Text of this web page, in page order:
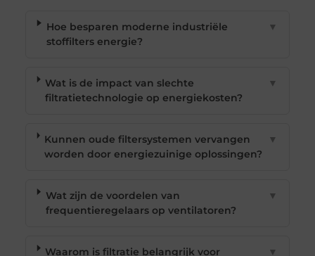
Hoe besparen moderne industriële
stoffilters energie?
▼
Wat is de impact van slechte
filtratietechnologie op energiekosten?
▼
Kunnen oude filtersystemen vervangen
worden door energiezuinige oplossingen?
▼
Wat zijn de voordelen van
frequentieregelaars op ventilatoren?
▼
Waarom is filtratie belangrijk voor ▼